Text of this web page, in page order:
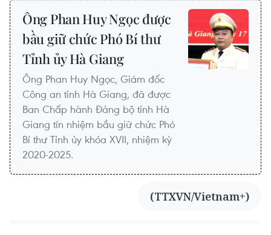
Ông Phan Huy Ngọc được
bầu giữ chức Phó Bí thư
Tỉnh ủy Hà Giang
Ông Phan Huy Ngọc, Giám đốc
Công an tỉnh Hà Giang, đã được
Ban Chấp hành Đảng bộ tỉnh Hà
Giang tín nhiệm bầu giữ chức Phó
Bí thư Tỉnh ủy khóa XVII, nhiệm kỳ
2020-2025.
(TTXVN/Vietnam+)